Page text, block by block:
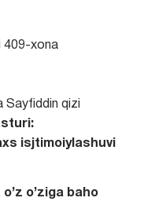
409-xona
Sayfiddin qizi
isjtimoiylashuvi
o’ziga baho